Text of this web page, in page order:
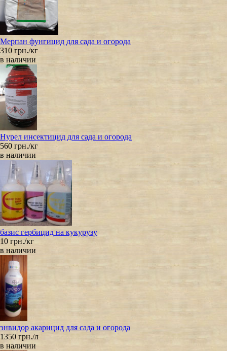
Мерпан фунгицид для сада и огорода
310 грн./кг
в наличии
Нурел инсектицид для сада и огорода
560 грн./кг
в наличии
базис гербицид на кукурузу
10 грн./кг
в наличии
энвидор акарицид для сада и огорода
1350 грн./л
в наличии